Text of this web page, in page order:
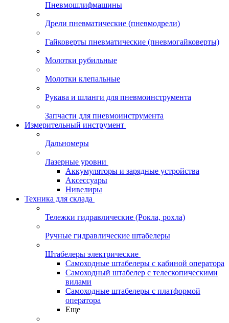
Пневмошлифмашины
Дрели пневматические (пневмодрели)
Гайковерты пневматические (пневмогайковерты)
Молотки рубильные
Молотки клепальные
Рукава и шланги для пневмоинструмента
Запчасти для пневмоинструмента
Измерительный инструмент
Дальномеры
Лазерные уровни
Аккумуляторы и зарядные устройства
Аксессуары
Нивелиры
Техника для склада
Тележки гидравлические (Рокла, рохла)
Ручные гидравлические штабелеры
Штабелеры электрические
Самоходные штабелеры с кабиной оператора
Самоходный штабелер с телескопическими
вилами
Самоходные штабелеры с платформой
оператора
Еще